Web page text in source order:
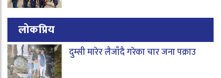
लोकप्रिय
दुम्सी मारेर लैजाँदै गरेका चार जना पक्राउ